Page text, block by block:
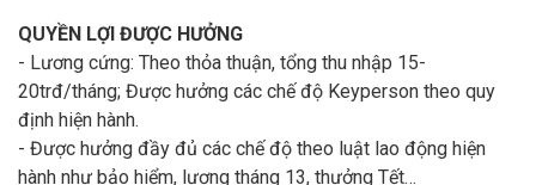
QUYỀN LỢI ĐƯỢC HƯỞNG
- Lương cứng: Theo thỏa thuận, tổng thu nhập 15-
20trđ/tháng; Được hưởng các chế độ Keyperson theo quy
định hiện hành.
- Được hưởng đầy đủ các chế độ theo luật lao động hiện
hành như bảo hiểm, lương tháng 13, thưởng Tết…